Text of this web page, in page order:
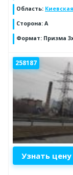
Область:
Сторона: А
Формат: Призма
258187
Узнать цену